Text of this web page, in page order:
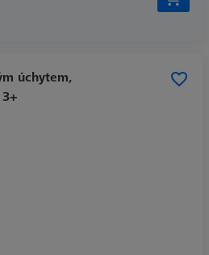
úchytem,